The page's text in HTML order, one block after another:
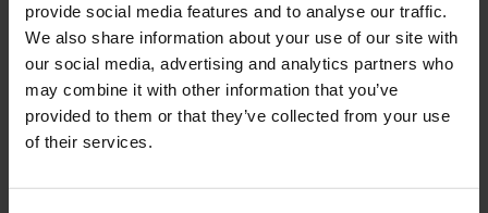
provide social media features and to analyse our traffic.
We also share information about your use of our site with
our social media, advertising and analytics partners who
may combine it with other information that you’ve
provided to them or that they’ve collected from your use
of their services.
Lägg till i önskelista